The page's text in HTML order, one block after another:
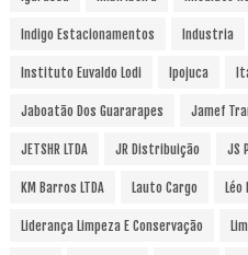
Indigo Estacionamentos Industria
Instituto Euvaldo Lodi Ipojuca
Jaboatão Dos Guararapes Jamef
JETSHR LTDA JR Distribuição JS
KM Barros LTDA Lauto Cargo
Liderança Limpeza E Conservação